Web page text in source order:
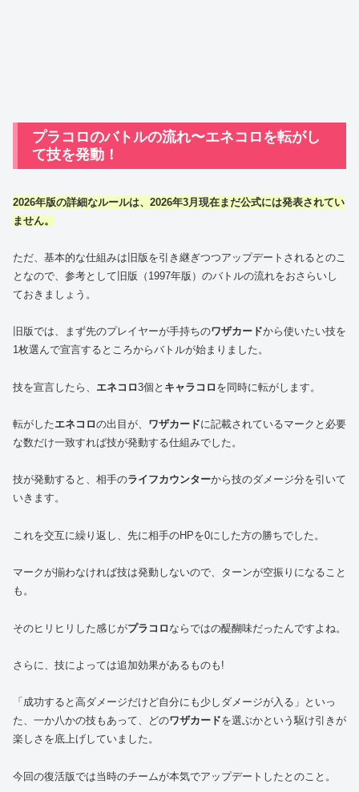
プラコロのバトルの流れ〜エネコロを転がし
て技を発動！
2026年版の詳細なルールは、2026年3月現在まだ公式には発表されてい
ません。
ただ、基本的な仕組みは旧版を引き継ぎつつアップデートされるとのこ
となので、参考として旧版（1997年版）のバトルの流れをおさらいし
ておきましょう。
旧版では、まず先のプレイヤーが手持ちのワザカードから使いたい技を
1枚選んで宣言するところからバトルが始まりました。
技を宣言したら、 エネコロ3個と キャラコロ を同時に転がします。
転がしたエネコロの出目が、 ワザカードに記載されているマークと必要
な数だけ一致すれば技が発動する仕組みでした。
技が発動すると、相手のライフカウンターから技のダメージ分を引いて
いきます。
これを交互に繰り返し、先に相手のHPを0にした方の勝ちでした。
マークが揃わなければ技は発動しないので、ターンが空振りになること
も。
そのヒリヒリした感じがプラコロ ならではの醍醐味だったんですよね。
さらに、技によっては追加効果があるものも!
「成功すると高ダメージだけど自分にも少しダメージが入る」といっ
た、一か八かの技もあって、どのワザカードを選ぶかという駆け引きが
楽しさを底上げしていました。
今回の復活版では当時のチームが本気でアップデートしたとのこと。